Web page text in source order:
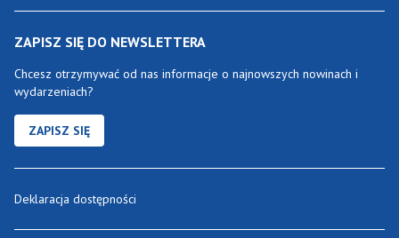
ZAPISZ SIĘ DO NEWSLETTERA
Chcesz otrzymywać od nas informacje o najnowszych nowinach i
wydarzeniach?
ZAPISZ SIĘ
Deklaracja dostępności